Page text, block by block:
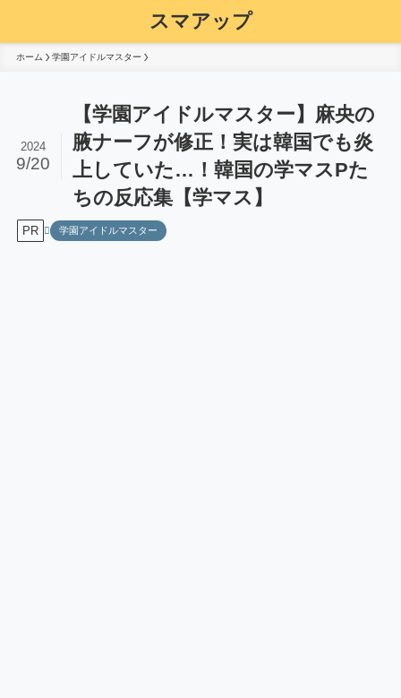
スマアップ
ホーム 学園アイドルマスター
【学園アイドルマスター】麻央の
腋ナーフが修正！実は韓国でも炎
上していた…！韓国の学マスPた
ちの反応集【学マス】
2024
9/20
PR 学園アイドルマスター